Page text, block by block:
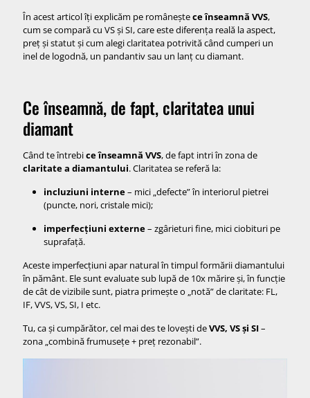
În acest articol îți explicăm pe româneștece înseamnă VVS,
cum se compară cu VS și SI, care este diferența reală la aspect,
preț și statut și cum alegi claritatea potrivită când cumperi un
inel de logodnă, un pandantiv sau un lanț cu diamant.
Ce înseamnă, de fapt, claritatea unui
diamant
Când te întrebice înseamnă VVS, de fapt intri în zona de
claritate a diamantului. Claritatea se referă la:
incluziuni interne– mici „defecte” în interiorul pietrei
(puncte, nori, cristale mici);
imperfecțiuni externe– zgârieturi fine, mici ciobituri pe
suprafață.
Aceste imperfecțiuni apar natural în timpul formării diamantului
în pământ. Ele sunt evaluate sub lupă de 10x mărire și, în funcție
de cât de vizibile sunt, piatra primește o „notă” de claritate: FL,
IF, VVS, VS, SI, I etc.
Tu, ca și cumpărător, cel mai des te lovești deVVS, VS și SI–
zona „combină frumusețe + preț rezonabil”.